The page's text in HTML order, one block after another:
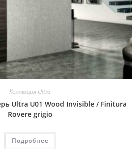
Коллекция Ultra
Ultra U01 Wood Invisible / Finitura
Rovere grigio
Подробнее